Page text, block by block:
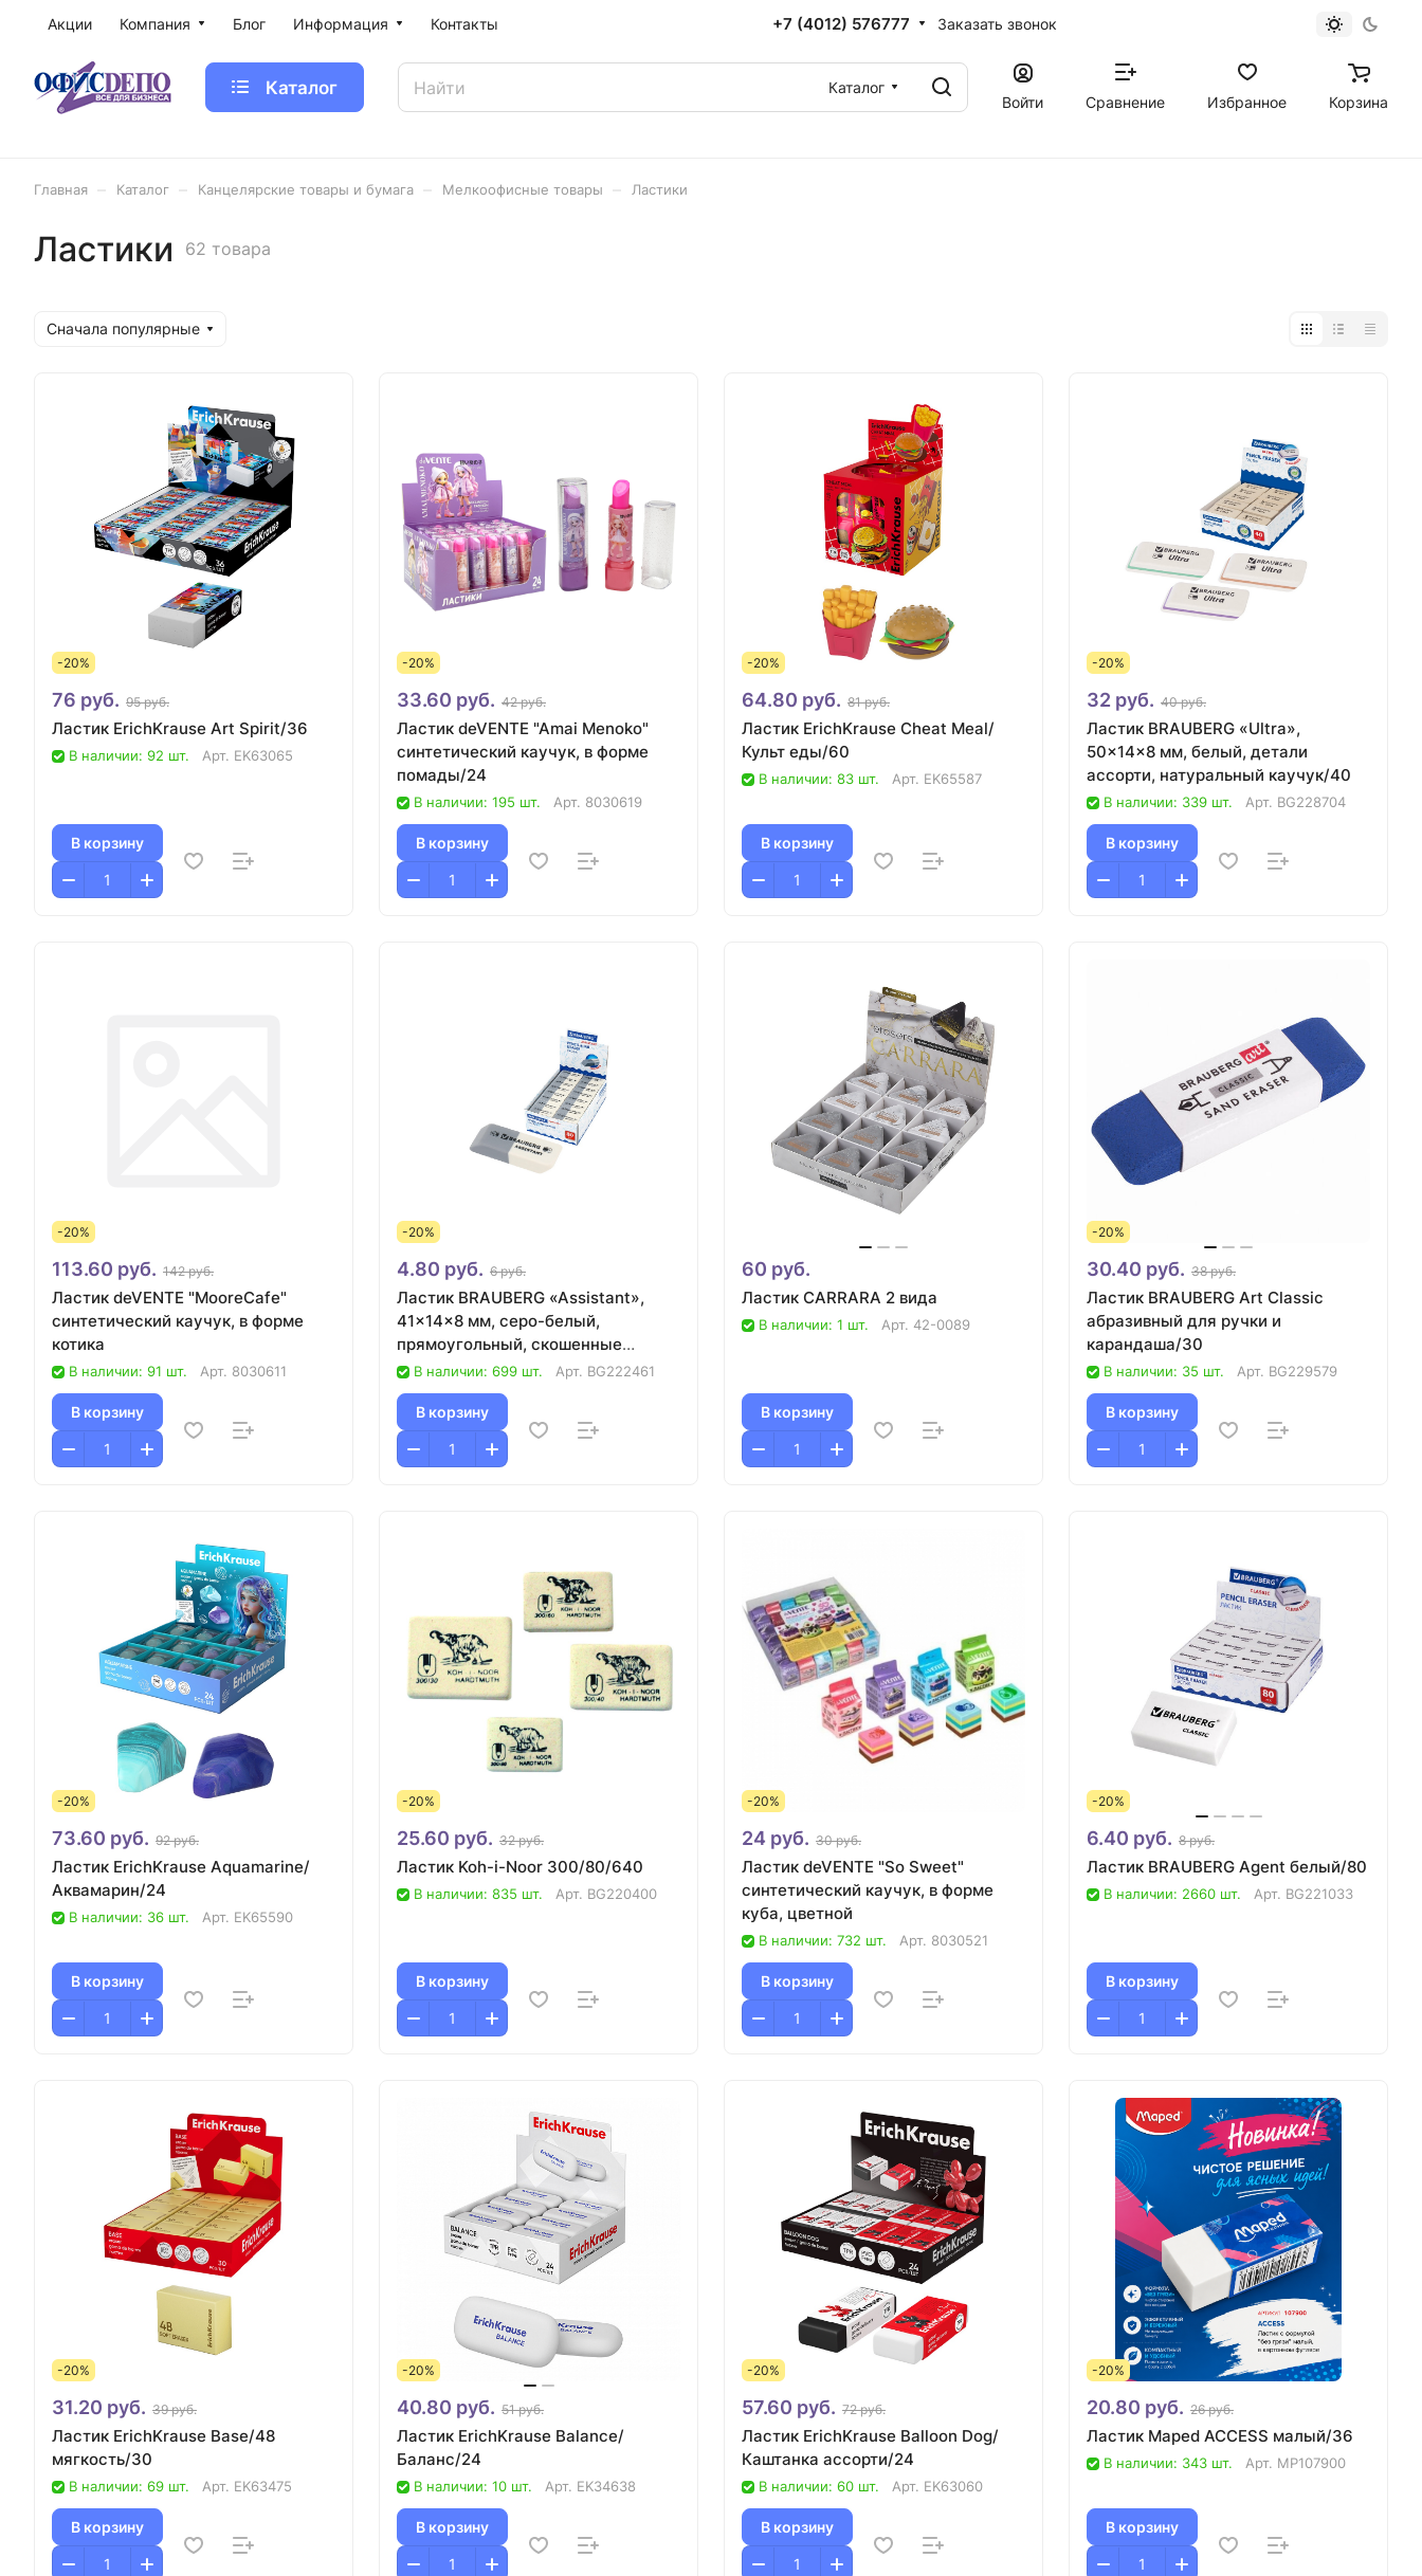
Акции Компания Блог Информация Контакты +7 (4012) 576777 Заказать звонок
Каталог
Каталог
Войти
Сравнение Избранное Корзина
Главная Каталог Канцелярские товары и бумага Мелкоофисные товары Ластики
Ластики 62 товара
Сначала популярные
-20%
76 руб. 95 руб.
Ластик ErichKrause Art Spirit/36
В наличии: 92 шт. Арт. EK63065
В корзину
-20%
33.60 руб. 42 руб.
Ластик deVENTE "Amai Menoko"
синтетический каучук, в форме
помады/24
В наличии: 195 шт. Арт. 8030619
В корзину
-20%
64.80 руб. 81 руб.
Ластик ErichKrause Cheat Meal/
Культ еды/60
В наличии: 83 шт. Арт. EK65587
В корзину
-20%
32 руб. 40 руб.
Ластик BRAUBERG «Ultra»,
50×14×8 мм, белый, детали
ассорти, натуральный каучук/40
В наличии: 339 шт. Арт. BG228704
В корзину
-20%
113.60 руб. 142 руб.
Ластик deVENTE "MooreCafe"
синтетический каучук, в форме
котика
В наличии: 91 шт. Арт. 8030611
В корзину
-20%
4.80 руб. 6 руб.
Ластик BRAUBERG «Assistant»,
41×14×8 мм, серо-белый,
прямоугольный, скошенные
края/80
В наличии: 699 шт. Арт. BG222461
В корзину
60 руб.
Ластик CARRARA 2 вида
В наличии: 1 шт. Арт. 42-0089
В корзину
-20%
30.40 руб. 38 руб.
Ластик BRAUBERG Art Classic
абразивный для ручки и
карандаша/30
В наличии: 35 шт. Арт. BG229579
В корзину
-20%
73.60 руб. 92 руб.
Ластик ErichKrause Aquamarine/
Аквамарин/24
В наличии: 36 шт. Арт. EK65590
В корзину
-20%
25.60 руб. 32 руб.
Ластик Koh-i-Noor 300/80/640
В наличии: 835 шт. Арт. BG220400
В корзину
-20%
24 руб. 30 руб.
Ластик deVENTE "So Sweet"
синтетический каучук, в форме
куба, цветной
В наличии: 732 шт. Арт. 8030521
В корзину
-20%
6.40 руб. 8 руб.
Ластик BRAUBERG Agent белый/80
В наличии: 2660 шт. Арт. BG221033
В корзину
-20%
31.20 руб. 39 руб.
Ластик ErichKrause Base/48
мягкость/30
В наличии: 69 шт. Арт. EK63475
В корзину
-20%
40.80 руб. 51 руб.
Ластик ErichKrause Balance/
Баланс/24
В наличии: 10 шт. Арт. EK34638
В корзину
-20%
57.60 руб. 72 руб.
Ластик ErichKrause Balloon Dog/
Каштанка ассорти/24
В наличии: 60 шт. Арт. EK63060
В корзину
-20%
20.80 руб. 26 руб.
Ластик Maped ACCESS малый/36
В наличии: 343 шт. Арт. MP107900
В корзину